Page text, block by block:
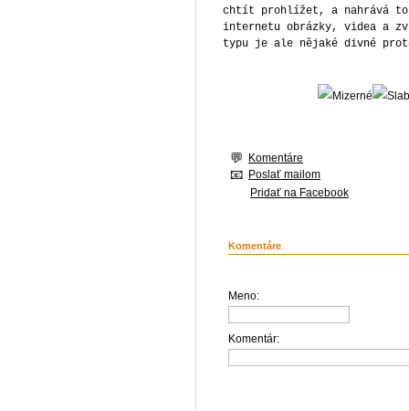
chtít prohlížet, a nahrává to
internetu obrázky, videa a
typu je ale nějaké divné
Komentáre
Poslať mailom
Pridať na Facebook
Komentáre
Meno:
Komentár: